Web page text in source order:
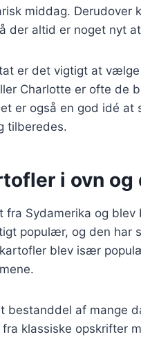
middag. Derudover
der altid er noget nyt
er det vigtigt at
Charlotte er ofte de
er også en god idé
tilberedes.
i ovn
Sydamerika og
populær, og den
blev især
bestanddel af mange
klassiske opskrifter